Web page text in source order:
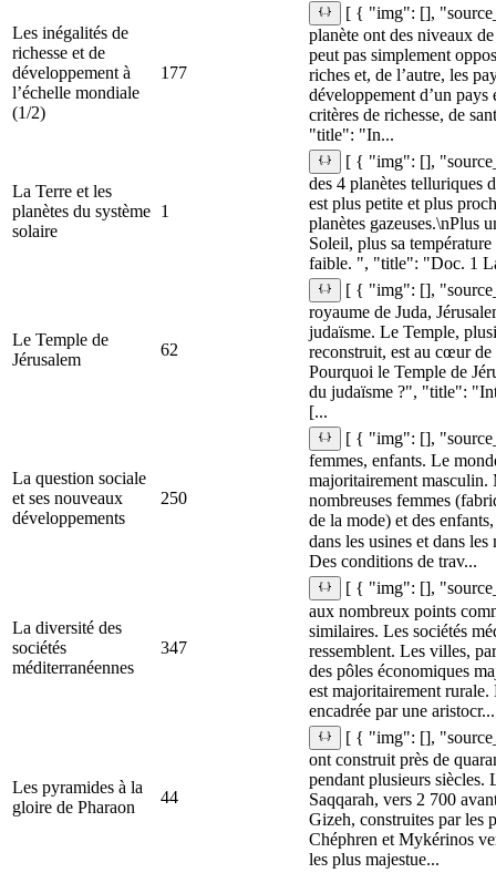
Les inégalités de
richesse et de
développement à
l’échelle mondiale
(1/2)
177
[ { "img": [],
planète ont des niveaux
peut pas simplement
riches et, de l’autre, les
développement d’un pays
critères de richesse, de
"title": "In...
La Terre et les
planètes du système
solaire
1
[ { "img": [],
des 4 planètes telluriques
est plus petite et plus
planètes gazeuses.\nPlus
Soleil, plus sa
faible. ", "title": "Doc. 1
Le Temple de
Jérusalem
62
[ { "img": [],
royaume de Juda,
judaïsme. Le Temple,
reconstruit, est au cœur
Pourquoi le Temple de
du judaïsme ?", "title":
[...
La question sociale
et ses nouveaux
développements
250
[ { "img": [],
femmes, enfants. Le
majoritairement masculin.
nombreuses femmes
de la mode) et des
dans les usines et dans
Des conditions de trav...
La diversité des
sociétés
méditerranéennes
347
[ { "img": [],
aux nombreux points
similaires. Les sociétés
ressemblent. Les villes,
des pôles économiques
est majoritairement
encadrée par une aristocr...
Les pyramides à la
gloire de Pharaon
44
[ { "img": [],
ont construit près de
pendant plusieurs siècles.
Saqqarah, vers 2 700
Gizeh, construites par les
Chéphren et Mykérinos
les plus majestue...